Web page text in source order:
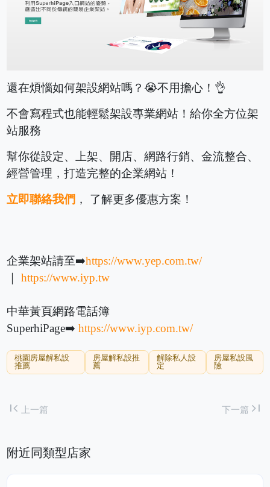
還在煩惱如何架設網站嗎？😭不用擔心！👌
不會寫程式也能輕鬆架設專業網站！給你全方位架
站服務
幫你從設定、上架、開店、網路行銷、金流整合、
經營管理，打造完整的企業網站！
立即聯絡我們 ， 了解更多優惠方案！
企業架站請至➡️https://www.yep.com.tw/
｜https://www.iyp.tw
中華黃頁網路電話簿
SuperhiPage➡️https://www.iyp.com.tw/
桃園房屋解私設
推薦
房屋解私設推
薦
解除私人設
定
房屋私設風
險
first_page上一篇 下一篇 last_page
附近同類型店家